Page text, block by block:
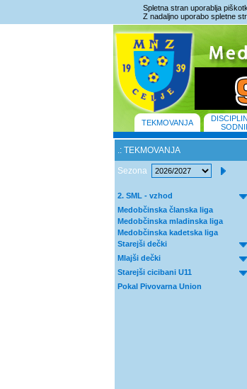
Spletna stran uporablja
Z nadaljno uporabo spletne
TEKMOVANJA
.: TEKMOVANJA
Sezona
2. SML - vzhod
Medobčinska članska liga
Medobčinska mladinska liga
Medobčinska kadetska liga
Starejši dečki
Mlajši dečki
Starejši cicibani U11
Pokal Pivovarna Union